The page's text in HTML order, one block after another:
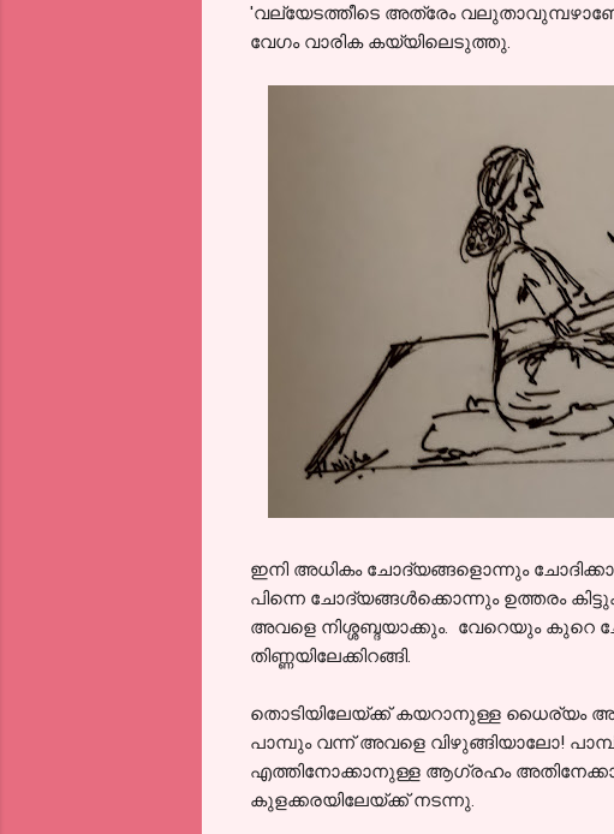
'വല്യേടത്തീടെ അത്രേം
വേഗം വാരിക കയ്യിലെടുത്തു.
ഇനി അധികം ചോദ്യങ്ങളൊന്നും
പിന്നെ ചോദ്യങ്ങൾക്കൊന്നും ഉത്തരം
അവളെ നിശ്ശബ്ദയാക്കും. വേറെയും കുറെ
തിണ്ണയിലേക്കിറങ്ങി.
തൊടിയിലേയ്ക്ക് കയറാനുള്ള ധൈര്യം
പാമ്പും വന്ന് അവളെ വിഴുങ്ങിയാലോ!
എത്തിനോക്കാനുള്ള ആഗ്രഹം
കുളക്കരയിലേയ്ക്ക് നടന്നു.